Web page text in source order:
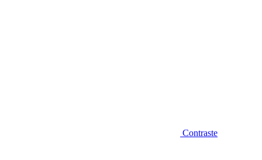
Contraste